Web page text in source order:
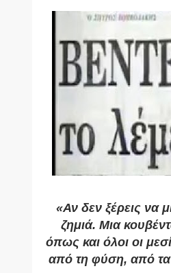
«Αν δεν ξέρεις να
ζημιά. Μια
όπως και όλοι οι
από τη φύση, από τα